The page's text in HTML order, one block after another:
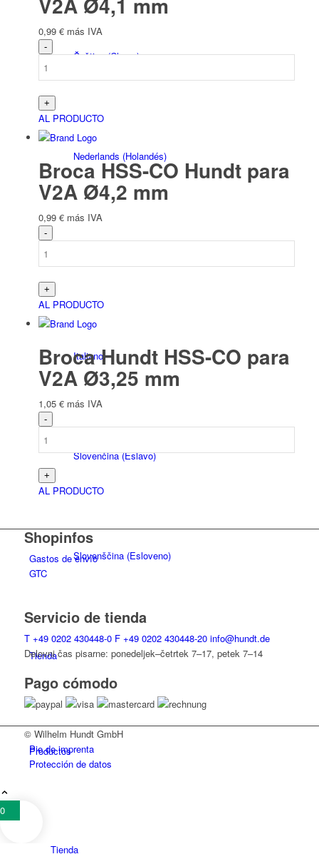
Čeština(Checo)
Nederlands (Holandés)
Italiano
Slovenčina(Eslavo)
Slovenščina(Esloveno)
Tienda
Productos
Tienda
0,99 € más IVA
AL PRODUCTO
Broca HSS-CO Hundt para
V2A Ø4,2 mm
0,99 € más IVA
AL PRODUCTO
Broca Hundt HSS-CO para
V2A Ø3,25 mm
1,05 € más IVA
AL PRODUCTO
Shopinfos
Gastos de envío
GTC
Servicio de tienda
T +49 0202 430448-0 F +49 0202 430448-20 info@hundt.de
Delovni čas pisarne: ponedeljek–četrtek 7–17, petek 7–14
Pago cómodo
© Wilhelm Hundt GmbH
Pie de imprenta
Protección de datos
0